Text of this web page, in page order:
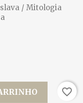
/ Mitologia
favorite_border